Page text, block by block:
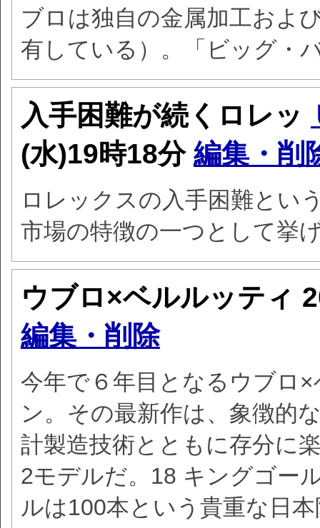
ブロは独自の金属加工およ
有している）。「ビッグ・
入手困難が続くロレッ
(水)19時18分 編集・削
ロレックスの入手困難とい
市場の特徴の一つとして挙
ウブロ×ベルルッティ
編集・削除
今年で６年目となるウブロ
ン。その最新作は、象徴的
計製造技術とともに存分に
2モデルだ。18 キングゴー
ルは100本という貴重な日